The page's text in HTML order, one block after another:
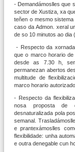
- Demandámoslles que
sector de Xustiza, xa
teñen o mesmo
caso da Admon. xeral
de so 10 minutos ao dia
- Respecto da
que o marco horario
desde as 7.30 h,
permanezan abertos
multitude de
marco horario autorizado.
- Respecto da
nosa proposta de
desnaturalizada pola
semanal.
e prantexámoslles
flexibilidade: unha
e outra denegable cun